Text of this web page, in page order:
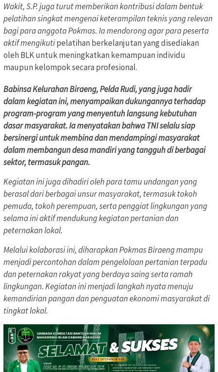
Wakit, S.P. juga turut memberikan kontribusi dalam bentuk
pelatihan singkat mengenai keterampilan teknis yang relevan
bagi para anggota Pokmas. Ia mendorong agar para peserta
aktif mengikutipelatihan berkelanjutan yang disediakan
oleh BLK untuk meningkatkan kemampuan individu
maupun kelompok secara profesional.
Babinsa Kelurahan Biraeng, Pelda Rudi, yang juga hadir
dalam kegiatan ini, menyampaikan dukungannya terhadap
program-program yang menyentuh langsung kebutuhan
dasar masyarakat. Ia menyatakan bahwa TNI selalu siap
bersinergi untuk membina dan mendampingi masyarakat
dalam membangun desa mandiri yang tangguh di berbagai
sektor, termasuk pangan.
Kegiatan ini juga dihadiri oleh para tamu undangan yang
berasal dari berbagai unsur masyarakat, termasuk tokoh
pemuda, tokoh perempuan, serta penggiat lingkungan yang
selama ini aktif mendukung kegiatan pertanian dan
peternakan lokal.
Melalui kolaborasi ini, diharapkan Pokmas Biraeng mampu
menjadi percontohan dalam pengelolaan pertanian terpadu
dan peternakan rakyat yang berdaya saing serta ramah
lingkungan. Kegiatan ini menjadi langkah nyata menuju
kemandirian pangan dan penguatan ekonomi masyarakat di
tingkat lokal.